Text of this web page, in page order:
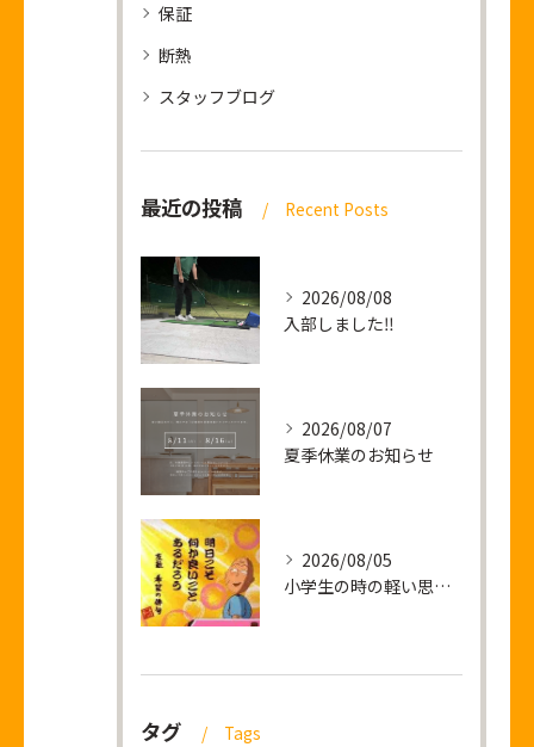
保証
断熱
スタッフブログ
最近の投稿 Recent Posts
2026/08/08
入部しました‼
2026/08/07
夏季休業のお知らせ
2026/08/05
小学生の時の軽い思い出話し
タグ Tags